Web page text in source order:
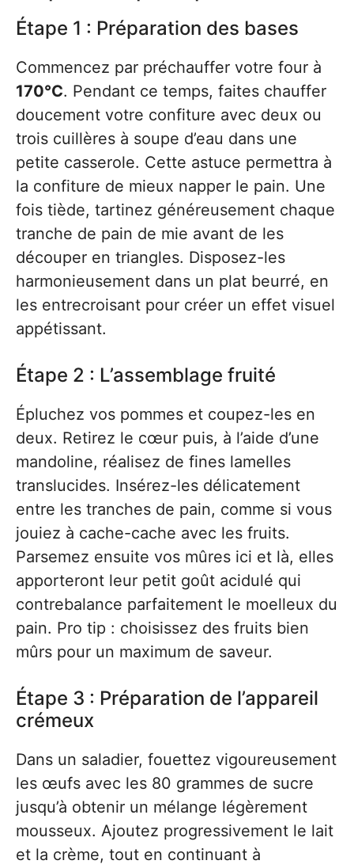
Étape 1 : Préparation des bases
Commencez par préchauffer votre four à
170°C. Pendant ce temps, faites chauffer
doucement votre confiture avec deux ou
trois cuillères à soupe d’eau dans une
petite casserole. Cette astuce permettra à
la confiture de mieux napper le pain. Une
fois tiède, tartinez généreusement chaque
tranche de pain de mie avant de les
découper en triangles. Disposez-les
harmonieusement dans un plat beurré, en
les entrecroisant pour créer un effet visuel
appétissant.
Étape 2 : L’assemblage fruité
Épluchez vos pommes et coupez-les en
deux. Retirez le cœur puis, à l’aide d’une
mandoline, réalisez de fines lamelles
translucides. Insérez-les délicatement
entre les tranches de pain, comme si vous
jouiez à cache-cache avec les fruits.
Parsemez ensuite vos mûres ici et là, elles
apporteront leur petit goût acidulé qui
contrebalance parfaitement le moelleux du
pain. Pro tip : choisissez des fruits bien
mûrs pour un maximum de saveur.
Étape 3 : Préparation de l’appareil
crémeux
Dans un saladier, fouettez vigoureusement
les œufs avec les 80 grammes de sucre
jusqu’à obtenir un mélange légèrement
mousseux. Ajoutez progressivement le lait
et la crème, tout en continuant à